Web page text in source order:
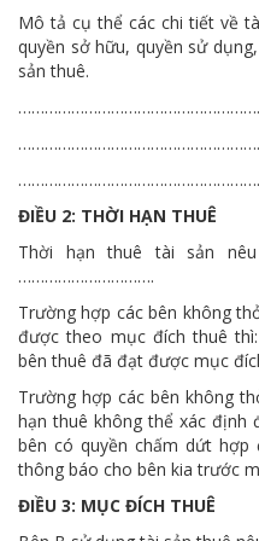
Mô tả cụ thể các chi tiết về
quyền sở hữu, quyền sử
sản thuê.
ĐIỀU 2: THỜI HẠN THUÊ
Thời hạn thuê tài sản
………………………….
Trường hợp các bên không
được theo mục đích thuê
bên thuê đã đạt được mục
Trường hợp các bên không
hạn thuê không thể xác định
bên có quyền chấm dứt hợp
thông báo cho bên kia trước
ĐIỀU 3: MỤC ĐÍCH THUÊ